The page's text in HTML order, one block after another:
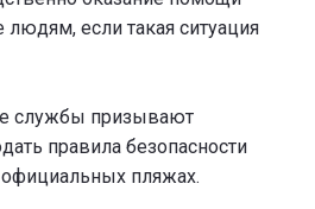
если такая ситуация
службы призывают
правила безопасности
официальных пляжах.